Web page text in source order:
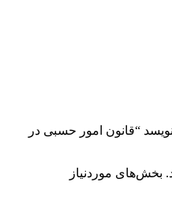
“قانون امور حسبی در
بخش‌های موردنیاز